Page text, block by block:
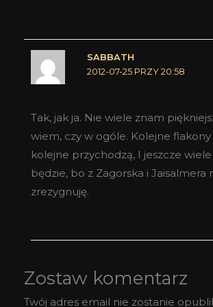
SABBATH
2012-07-25 PRZY 20:58
Tak, jak ja. Nie wiele znam
wiem, czy w ogóle. Kolejne flakony
kolejne przychodzą, I jeszcze
będzie, bo z Zagorska i Jaisalmera
zrezygnuję.
Zostaw komentarz
Twój adres email nie zostanie